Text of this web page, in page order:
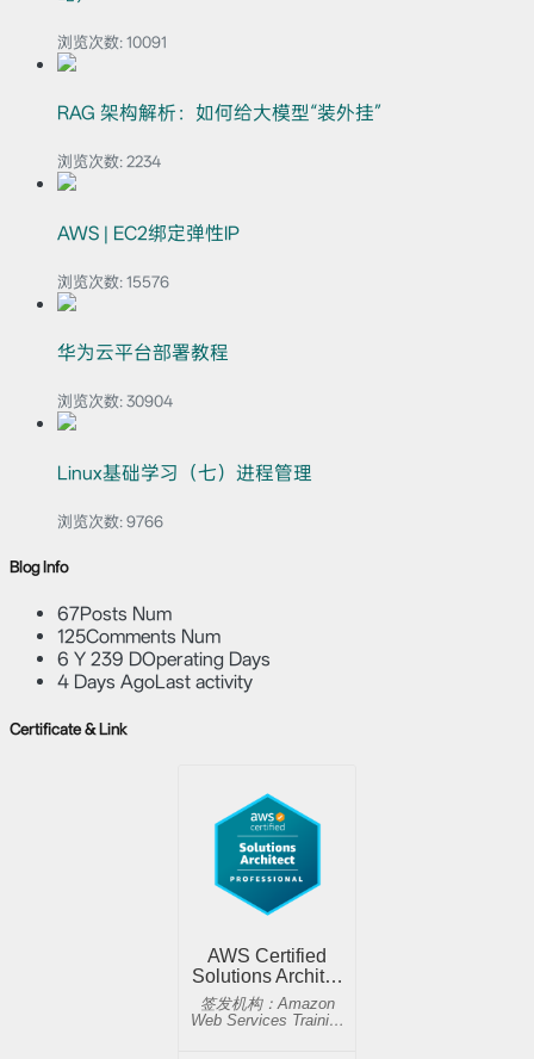
浏览次数: 10091
RAG 架构解析：如何给大模型“装外挂”
浏览次数: 2234
AWS | EC2绑定弹性IP
浏览次数: 15576
华为云平台部署教程
浏览次数: 30904
Linux基础学习（七）进程管理
浏览次数: 9766
Blog Info
67Posts Num
125Comments Num
6 Y 239 DOperating Days
4 Days AgoLast activity
Certificate & Link